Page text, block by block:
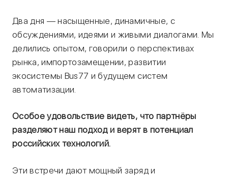
Два дня — насыщенные, динамичные, с
обсуждениями, идеями и живыми диалогами. Мы
делились опытом, говорили о перспективах
рынка, импортозамещении, развитии
экосистемы Bus77 и будущем систем
автоматизации.
Особое удовольствие видеть, что партнёры
разделяют наш подход и верят в потенциал
российских технологий.
Эти встречи дают мощный заряд и